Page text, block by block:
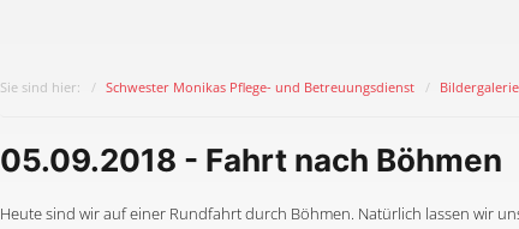
Sie sind hier: Schwester Monikas Pflege- und Betreuungsdienst Bildergalerie
05.09.2018 - Fahrt nach Böhmen
Heute sind wir auf einer Rundfahrt durch Böhmen. Natürlich lassen wir